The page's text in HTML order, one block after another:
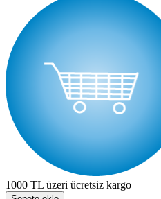
1000 TL üzeri ücretsiz kargo